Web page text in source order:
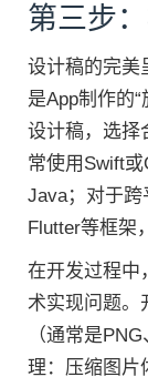
第三步
设计稿的完美
是App制作的
设计稿，选择
常使用Swift
Java；对于跨
Flutter等框架
在开发过程中
术实现问题。
（通常是
理：压缩图片